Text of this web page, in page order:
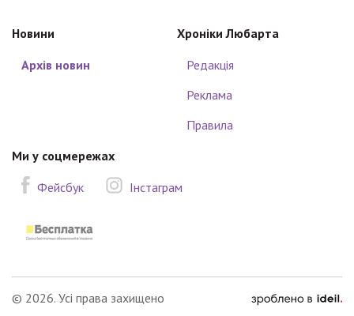
Новини
Архів новин
Хроніки Любарта
Редакція
Реклама
Правила
Ми у соцмережах
Фейсбук
Інстаграм
© 2026. Усі права захищено
зроблено